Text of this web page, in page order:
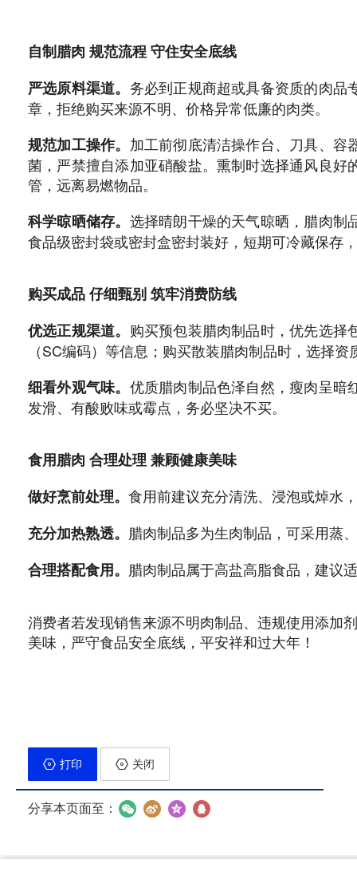
自制腊肉 规范流程 守住安全底线
严选原料渠道。 务必到正规商超或具备资质的肉品
章，拒绝购买来源不明、价格异常低廉的肉类。
规范加工操作。 加工前彻底清洁操作台、刀具、
菌，严禁擅自添加亚硝酸盐。熏制时选择通风良
管，远离易燃物品。
科学晾晒储存。 选择晴朗干燥的天气晾晒，腊肉制
食品级密封袋或密封盒密封装好，短期可冷藏保存
购买成品 仔细甄别 筑牢消费防线
优选正规渠道。 购买预包装腊肉制品时，优先选
（SC编码）等信息；购买散装腊肉制品时，选择
细看外观气味。 优质腊肉制品色泽自然，瘦肉呈暗
发滑、有酸败味或霉点，务必坚决不买。
食用腊肉 合理处理 兼顾健康美味
做好烹前处理。 食用前建议充分清洗、浸泡或焯水
充分加热熟透。 腊肉制品多为生肉制品，可采用蒸
合理搭配食用。 腊肉制品属于高盐高脂食品，建议
消费者若发现销售来源不明肉制品、违规使用添加
美味，严守食品安全底线，平安祥和过大年！
打印 关闭
分享本页面至：